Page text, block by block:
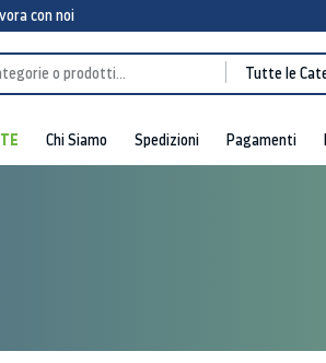
con noi
Tutte le
Chi Siamo Spedizioni Pagamenti